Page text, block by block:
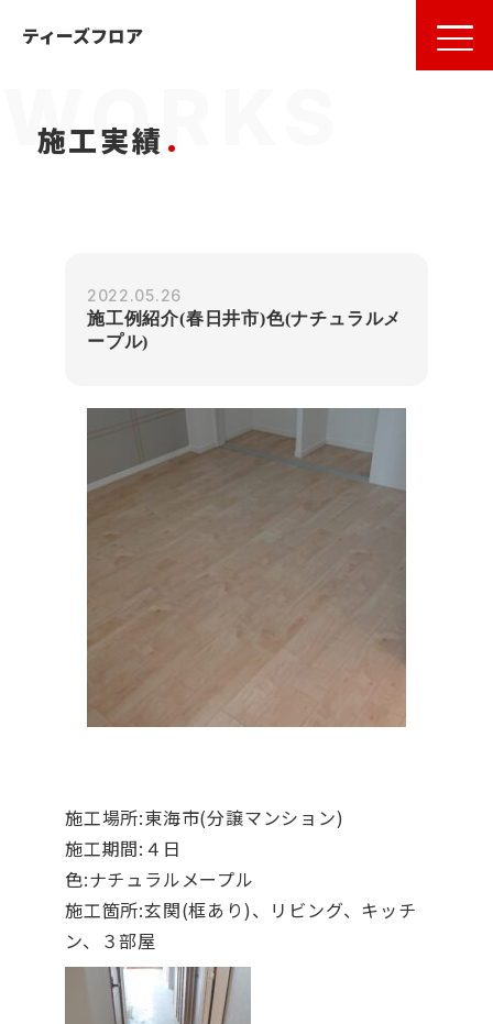
名古屋 フローリング
ティーズフロア
施工実績
2022.05.26
施工例紹介(春日井市)色(ナチュラルメ
ープル)
施工場所:東海市(分譲マンション)
施工期間:４日
色:ナチュラルメープル
施工箇所:玄関(框あり)、リビング、キッチ
ン、３部屋